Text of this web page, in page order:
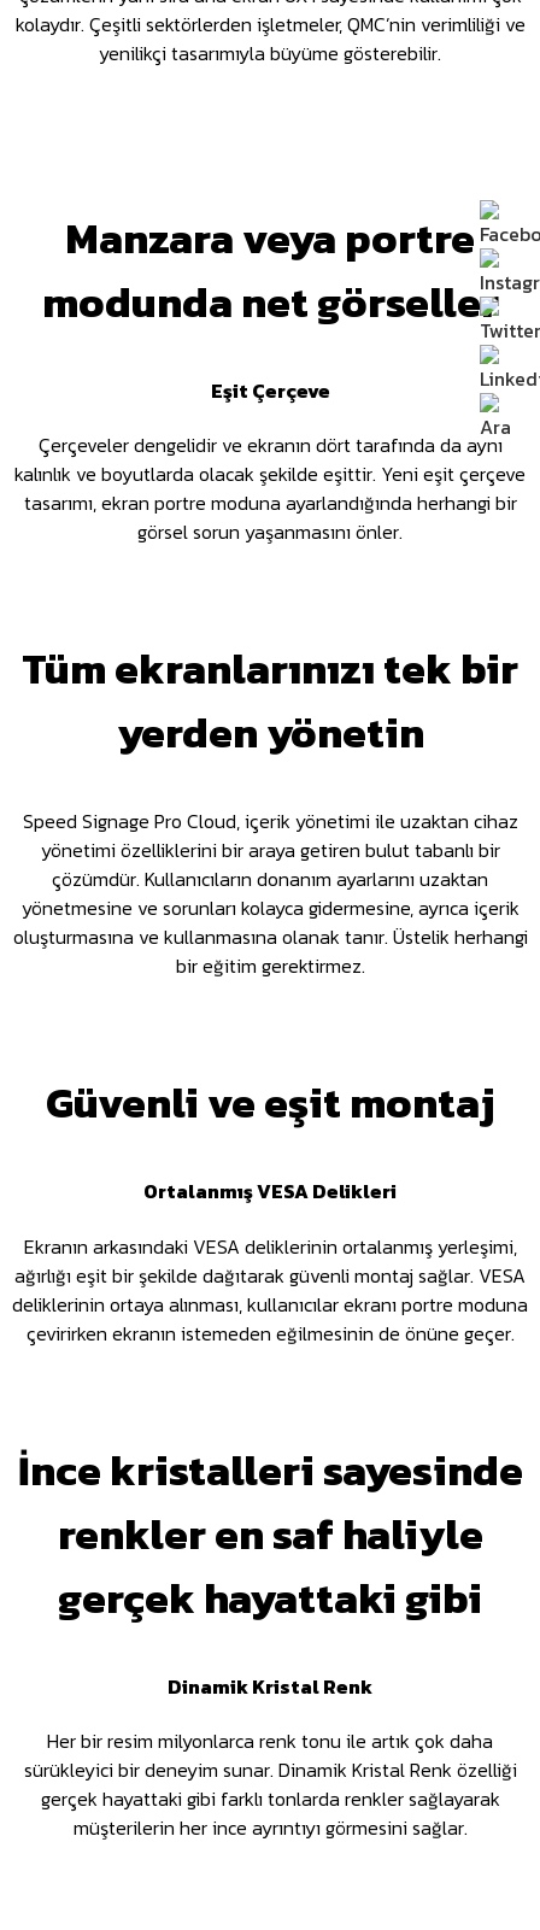
kolaydır. Çeşitli sektörlerden işletmeler, QMC’nin verimliliği ve
yenilikçi tasarımıyla büyüme gösterebilir.
Manzara veya portre
modunda net görseller
Eşit Çerçeve
Çerçeveler dengelidir ve ekranın dört tarafında da aynı
kalınlık ve boyutlarda olacak şekilde eşittir. Yeni eşit çerçeve
tasarımı, ekran portre moduna ayarlandığında herhangi bir
görsel sorun yaşanmasını önler.
Tüm ekranlarınızı tek bir
yerden yönetin
Speed Signage Pro Cloud, içerik yönetimi ile uzaktan cihaz
yönetimi özelliklerini bir araya getiren bulut tabanlı bir
çözümdür. Kullanıcıların donanım ayarlarını uzaktan
yönetmesine ve sorunları kolayca gidermesine, ayrıca içerik
oluşturmasına ve kullanmasına olanak tanır. Üstelik herhangi
bir eğitim gerektirmez.
Güvenli ve eşit montaj
Ortalanmış VESA Delikleri
Ekranın arkasındaki VESA deliklerinin ortalanmış yerleşimi,
ağırlığı eşit bir şekilde dağıtarak güvenli montaj sağlar. VESA
deliklerinin ortaya alınması, kullanıcılar ekranı portre moduna
çevirirken ekranın istemeden eğilmesinin de önüne geçer.
İnce kristalleri sayesinde
renkler en saf haliyle
gerçek hayattaki gibi
Dinamik Kristal Renk
Her bir resim milyonlarca renk tonu ile artık çok daha
sürükleyici bir deneyim sunar. Dinamik Kristal Renk özelliği
gerçek hayattaki gibi farklı tonlarda renkler sağlayarak
müşterilerin her ince ayrıntıyı görmesini sağlar.